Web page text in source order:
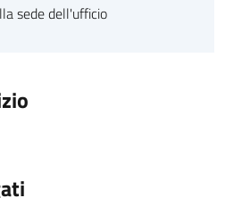
sede dell'ufficio